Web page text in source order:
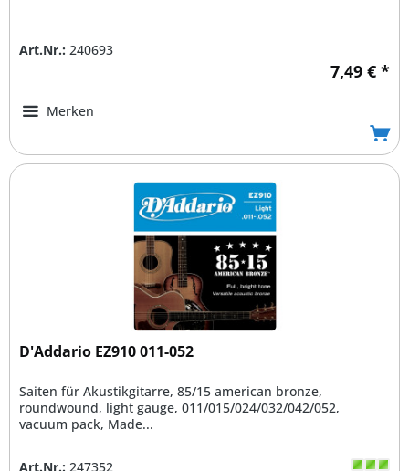
Art.Nr.: 240693
7,49 € *
Merken
D'Addario EZ910 011-052
Saiten für Akustikgitarre, 85/15 american bronze,
roundwound, light gauge, 011/015/024/032/042/052,
vacuum pack, Made...
Art.Nr.: 247352